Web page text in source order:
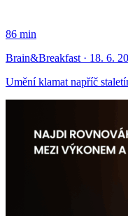
86 min
Brain&Breakfast · 18. 6.
Umění klamat napříč